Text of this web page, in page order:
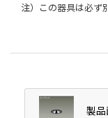
注）この器具は必ず
製